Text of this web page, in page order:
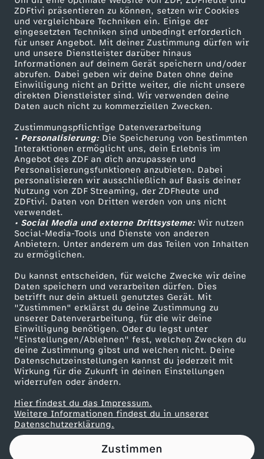
ZDFtivi präsentieren zu können, setzen wir Cookies
und vergleichbare Techniken ein. Einige der
eingesetzten Techniken sind unbedingt erforderlich
für unser Angebot. Mit deiner Zustimmung dürfen wir
und unsere Dienstleister darüber hinaus
Informationen auf deinem Gerät speichern und/oder
abrufen. Dabei geben wir deine Daten ohne deine
Einwilligung nicht an Dritte weiter, die nicht unsere
direkten Dienstleister sind. Wir verwenden deine
Daten auch nicht zu kommerziellen Zwecken.
Zustimmungspflichtige Datenverarbeitung
• Personalisierung:Die Speicherung von bestimmten
Interaktionen ermöglicht uns, dein Erlebnis im
Angebot des ZDF an dich anzupassen und
Personalisierungsfunktionen anzubieten. Dabei
personalisieren wir ausschließlich auf Basis deiner
Nutzung von ZDF Streaming, der ZDFheute und
ZDFtivi. Daten von Dritten werden von uns nicht
verwendet.
• Social Media und externe Drittsysteme:Wir nutzen
Social-Media-Tools und Dienste von anderen
Anbietern. Unter anderem um das Teilen von Inhalten
zu ermöglichen.
Du kannst entscheiden, für welche Zwecke wir deine
Daten speichern und verarbeiten dürfen. Dies
betrifft nur dein aktuell genutztes Gerät. Mit
"Zustimmen" erklärst du deine Zustimmung zu
unserer Datenverarbeitung, für die wir deine
Einwilligung benötigen. Oder du legst unter
"Einstellungen/Ablehnen" fest, welchen Zwecken du
deine Zustimmung gibst und welchen nicht. Deine
Datenschutzeinstellungen kannst du jederzeit mit
Wirkung für die Zukunft in deinen Einstellungen
widerrufen oder ändern.
Hier findest du das Impressum.
Weitere Informationen findest du in unserer
Datenschutzerklärung.
Zustimmen
Mehr ZDF
ZDF-Apps
Smart TV
ZDFtext
Livestreams
Sendungen A-Z
TV-Programm
Service
ZDFmitreden
Kontakt zum ZDF
Tickets
Zuschauerservice
Hilfe
ZDF Unternehmen
Karriere
ZDF goes Schule
Werbefernsehen
Mainzelmännchen
Partner